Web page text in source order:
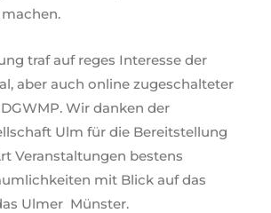
traf auf reges Interesse der
aber auch online zugeschalteter
Wir danken der
Ulm für die Bereitstellung
Veranstaltungen bestens
mit Blick auf das
Ulmer Münster.